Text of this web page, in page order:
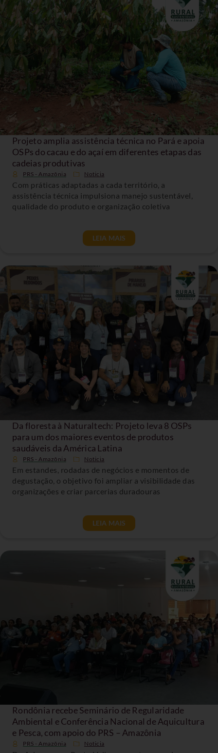
Projeto amplia assistência técnica no Pará e apoia
OSPs do cacau e do açaí em diferentes etapas das
cadeias produtivas
PRS - Amazônia Noticia
Com práticas adaptadas a cada território, a
assistência técnica impulsiona manejo sustentável,
qualidade do produto e organização coletiva
LEIA MAIS
Da floresta à Naturaltech: Projeto leva 8 OSPs
para um dos maiores eventos de produtos
saudáveis da América Latina
PRS - Amazônia Noticia
Em estandes, rodadas de negócios e momentos de
degustação, o objetivo foi ampliar a visibilidade das
organizações e criar parcerias duradouras
LEIA MAIS
Rondônia recebe Seminário de Regularidade
Ambiental e Conferência Nacional de Aquicultura
e Pesca, com apoio do PRS – Amazônia
PRS - Amazônia Noticia